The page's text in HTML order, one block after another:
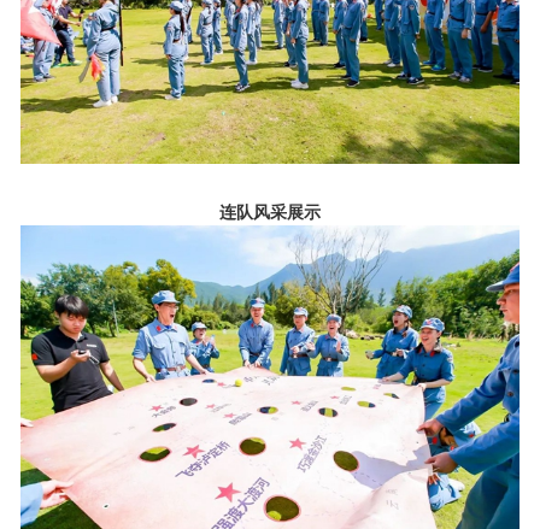
连队风采展示